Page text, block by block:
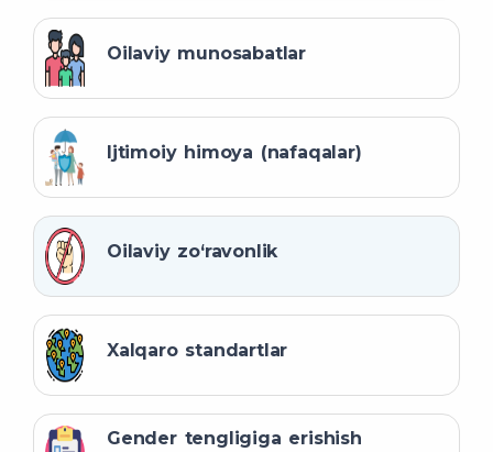
Oilaviy munosabatlar
Ijtimoiy himoya (nafaqalar)
Oilaviy zo‘ravonlik
Xalqaro standartlar
Gender tengligiga erishish